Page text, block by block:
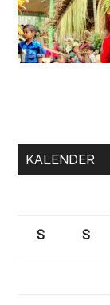
KALENDER
S
S